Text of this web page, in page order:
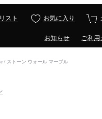
スト お気に入り
お知らせ ご利用
/ ストーン ウォール マーブル